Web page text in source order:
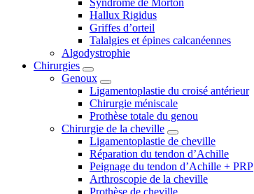
Syndrome de Morton
Hallux Rigidus
Griffes d’orteil
Talalgies et épines calcanéennes
Algodystrophie
Chirurgies
Genoux
Ligamentoplastie du croisé antérieur
Chirurgie méniscale
Prothèse totale du genou
Chirurgie de la cheville
Ligamentoplastie de cheville
Réparation du tendon d’Achille
Peignage du tendon d’Achille + PRP
Arthroscopie de la cheville
Prothèse de cheville